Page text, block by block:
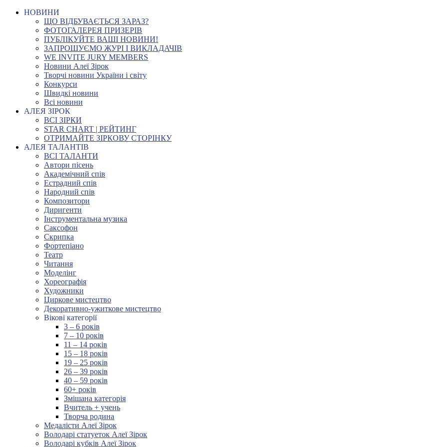
НОВИНИ
ЩО ВІДБУВАЄТЬСЯ ЗАРАЗ?
ФОТОГАЛЕРЕЯ ПРИЗЕРІВ
ПУБЛІКУЙТЕ ВАШІ НОВИНИ!
ЗАПРОШУЄМО ЖУРІ І ВИКЛАДАЧІВ
WE INVITE JURY MEMBERS
Новини Алеї Зірок
Творчі новини України і світу
Конкурси
Швидкі новини
Всі новини
АЛЕЯ ЗІРОК
ВСІ ЗІРКИ
STAR CHART | РЕЙТИНГ
ОТРИМАЙТЕ ЗІРКОВУ СТОРІНКУ
АЛЕЯ ТАЛАНТІВ
ВСІ ТАЛАНТИ
Автори пісень
Академічний спів
Естрадний спів
Народний спів
Композитори
Диригенти
Інструментальна музика
Саксофон
Скрипка
Фортепіано
Театр
Читання
Моделінг
Хореографія
Художники
Циркове мистецтво
Декоративно-ужиткове мистецтво
Вікові категорії
3 – 6 років
7 – 10 років
11 – 14 років
15 – 18 років
19 – 25 років
26 – 39 років
40 – 59 років
60+ років
Змішана категорія
Вчитель + учень
Творча родина
Медалісти Алеї Зірок
Володарі статуеток Алеї Зірок
Володарі кубків Алеї Зірок